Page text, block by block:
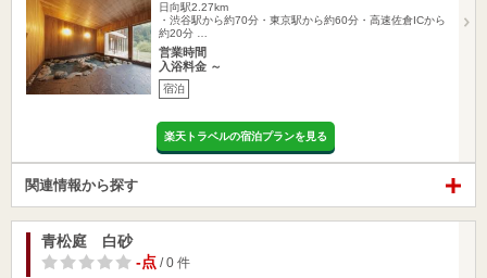
日向駅2.27km
・渋谷駅から約70分・東京駅から約60分・高速佐倉ICから
約20分 …
営業時間
入浴料金 ～
宿泊
楽天トラベルの宿泊プランを見る
関連情報から探す
青松庭 白砂
-点 / 0 件